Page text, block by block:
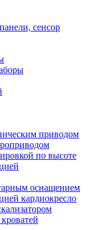
сенсор
приводом
по высоте
оснащением
кардиокресло